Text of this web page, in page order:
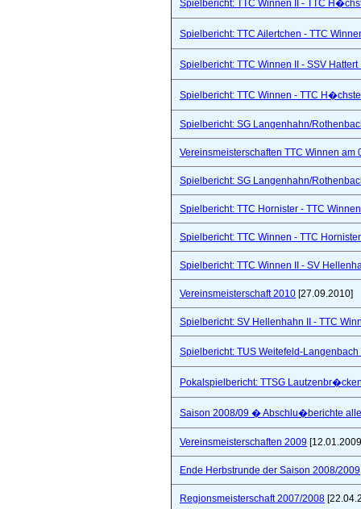
Spielbericht: TTC Winnen II - TTC
Spielbericht: TTC Ailertchen - TTC
Spielbericht: TTC Winnen II - SSV
Spielbericht: TTC Winnen - TTC
Spielbericht: SG Langenhahn/
Vereinsmeisterschaften TTC Winnen am
Spielbericht: SG Langenhahn/
Spielbericht: TTC Hornister - TTC
Spielbericht: TTC Winnen - TTC
Spielbericht: TTC Winnen II - SV
Vereinsmeisterschaft 2010 [27.09.2010]
Spielbericht: SV Hellenhahn II - TTC
Spielbericht: TUS Weitefeld-
Pokalspielbericht: TTSG
Saison 2008/09 � Abschlu�berichte
Vereinsmeisterschaften 2009
Ende Herbstrunde der Saison 2008/2009
Regionsmeisterschaft 2007/2008